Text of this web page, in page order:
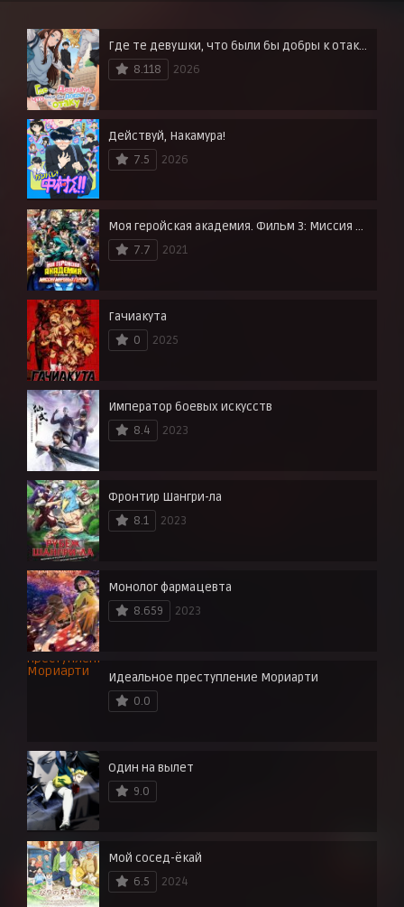
Где те девушки, что были бы добры к отаку?
8.118
2026
Действуй, Накамура!
7.5
2026
Моя геройская академия. Фильм 3: Миссия мировых героев
7.7
2021
Гачиакута
0
2025
Император боевых искусств
8.4
2023
Фронтир Шангри-ла
8.1
2023
Монолог фармацевта
8.659
2023
Идеальное преступление Мориарти
0.0
Один на вылет
9.0
Мой сосед-ёкай
6.5
2024